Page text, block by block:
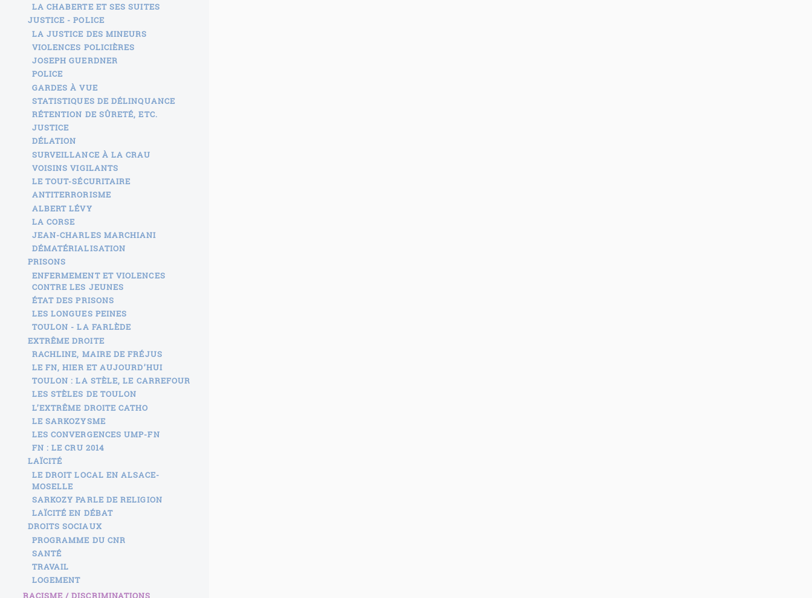
LA CHABERTE ET SES SUITES
JUSTICE - POLICE
LA JUSTICE DES MINEURS
VIOLENCES POLICIÈRES
JOSEPH GUERDNER
POLICE
GARDES À VUE
STATISTIQUES DE DÉLINQUANCE
RÉTENTION DE SÛRETÉ, ETC.
JUSTICE
DÉLATION
SURVEILLANCE À LA CRAU
VOISINS VIGILANTS
LE TOUT-SÉCURITAIRE
ANTITERRORISME
ALBERT LÉVY
LA CORSE
JEAN-CHARLES MARCHIANI
DÉMATÉRIALISATION
PRISONS
ENFERMEMENT ET VIOLENCES
CONTRE LES JEUNES
ÉTAT DES PRISONS
LES LONGUES PEINES
TOULON - LA FARLÈDE
EXTRÊME DROITE
RACHLINE, MAIRE DE FRÉJUS
LE FN, HIER ET AUJOURD’HUI
TOULON : LA STÈLE, LE CARREFOUR
LES STÈLES DE TOULON
L’EXTRÊME DROITE CATHO
LE SARKOZYSME
LES CONVERGENCES UMP-FN
FN : LE CRU 2014
LAÏCITÉ
LE DROIT LOCAL EN ALSACE-
MOSELLE
SARKOZY PARLE DE RELIGION
LAÏCITÉ EN DÉBAT
DROITS SOCIAUX
PROGRAMME DU CNR
SANTÉ
TRAVAIL
LOGEMENT
RACISME / DISCRIMINATIONS